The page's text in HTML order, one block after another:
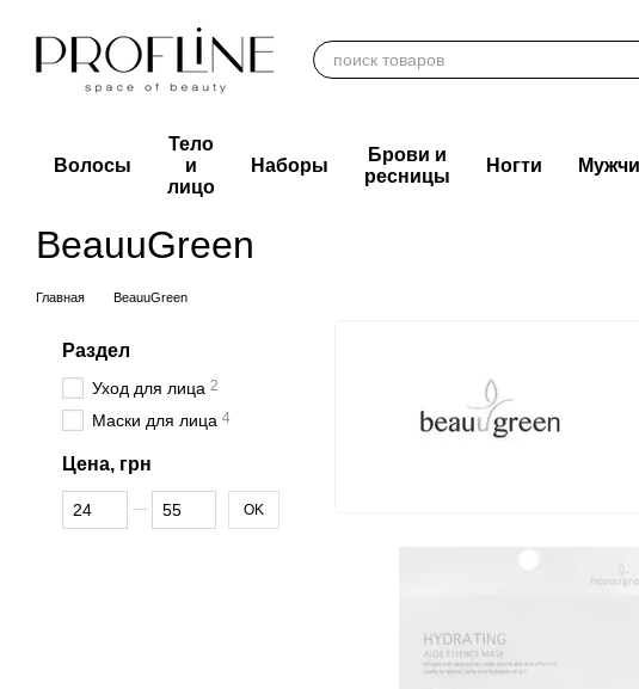
Волосы
Тело
и
лицо
Наборы
Брови и
ресницы
Ногти
BeauuGreen
Главная BeauuGreen
Раздел
Уход для лица 2
Маски для лица 4
Цена, грн
От Цена, грн
До Цена, грн OK